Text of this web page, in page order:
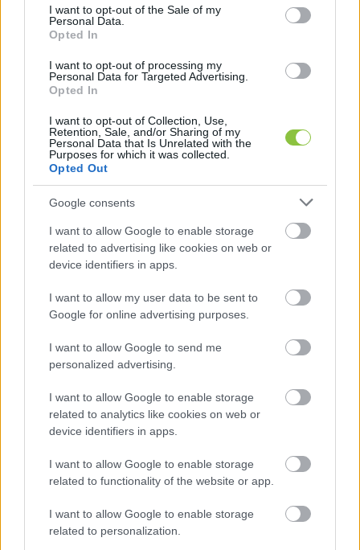
consent section.
I want to opt-out of the Sale of my
Personal Data.
Opted In
I want to opt-out of processing my
Personal Data for Targeted Advertising.
Opted In
I want to opt-out of Collection, Use,
Retention, Sale, and/or Sharing of my
Personal Data that Is Unrelated with the
Purposes for which it was collected.
Opted Out
Google consents
I want to allow Google to enable storage
related to advertising like cookies on web or
device identifiers in apps.
I want to allow my user data to be sent to
Google for online advertising purposes.
I want to allow Google to send me
personalized advertising.
I want to allow Google to enable storage
related to analytics like cookies on web or
device identifiers in apps.
I want to allow Google to enable storage
related to functionality of the website or app.
I want to allow Google to enable storage
related to personalization.
Mi alapján válasszunk grillsütőt
Javában dübörög a kerti partik szezonja, de még most
sem vagyunk túlságosan későn ahhoz, hogy beszerezzük
magunknak a számunkra ideális grillezőt, hiszen
Promó Piroska
Elektromos grillek bárhol,
Ahogy jön a jó idő, a grillezés ismét előkerül. Sokan